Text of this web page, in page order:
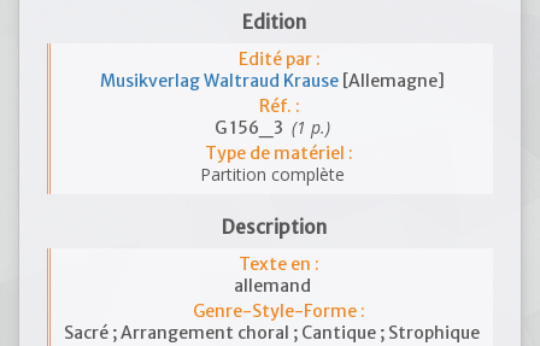
Edition
Edité par :
Musikverlag Waltraud Krause [Allemagne]
Réf. :
G 156_3 (1 p.)
Type de matériel :
Partition complète
Description
Texte en :
allemand
Genre-Style-Forme :
Sacré ; Arrangement choral ; Cantique ; Strophique